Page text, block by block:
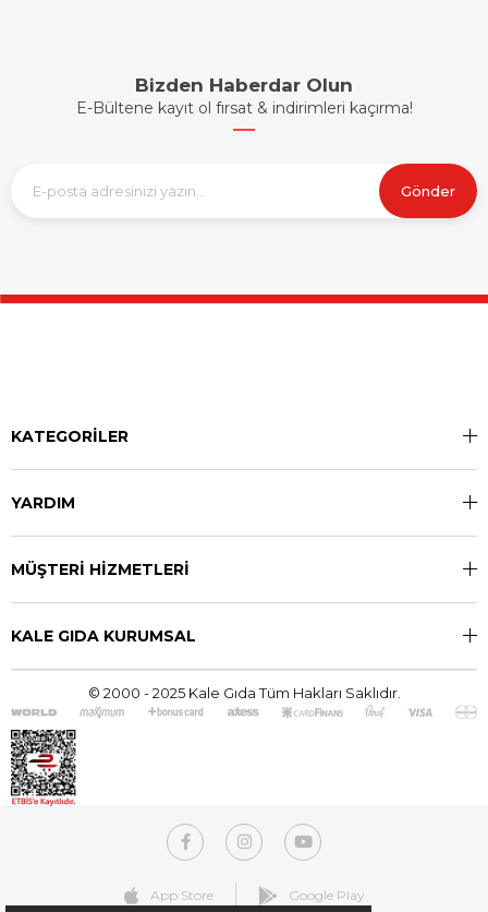
Bizden Haberdar Olun
E-Bültene kayıt ol fırsat & indirimleri kaçırma!
Gönder
KATEGORİLER
YARDIM
MÜŞTERİ HİZMETLERİ
KALE GIDA KURUMSAL
© 2000 - 2025 Kale Gıda Tüm Hakları Saklıdır.
App Store Google Play